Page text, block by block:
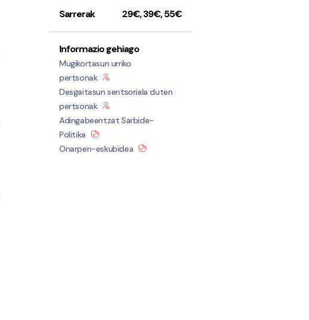
Sarrerak 29€, 39€, 55€
Informazio gehiago
Mugikortasun urriko
pertsonak
Desgaitasun sentsoriala duten
pertsonak
Adingabeentzat Sarbide-
Politika
Onarpen-eskubidea